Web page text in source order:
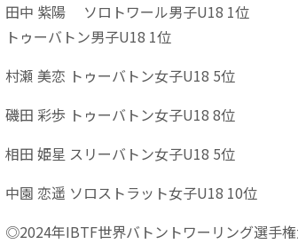
田中 紫陽 ソロトワール男子U18 1位
トゥーバトン男子U18 1位
村瀬 美恋 トゥーバトン女子U18 5位
磯田 彩歩 トゥーバトン女子U18 8位
相田 姫星 スリーバトン女子U18 5位
中園 恋遥 ソロストラット女子U18 10位
◎2024年IBTF世界バトントワーリング選手